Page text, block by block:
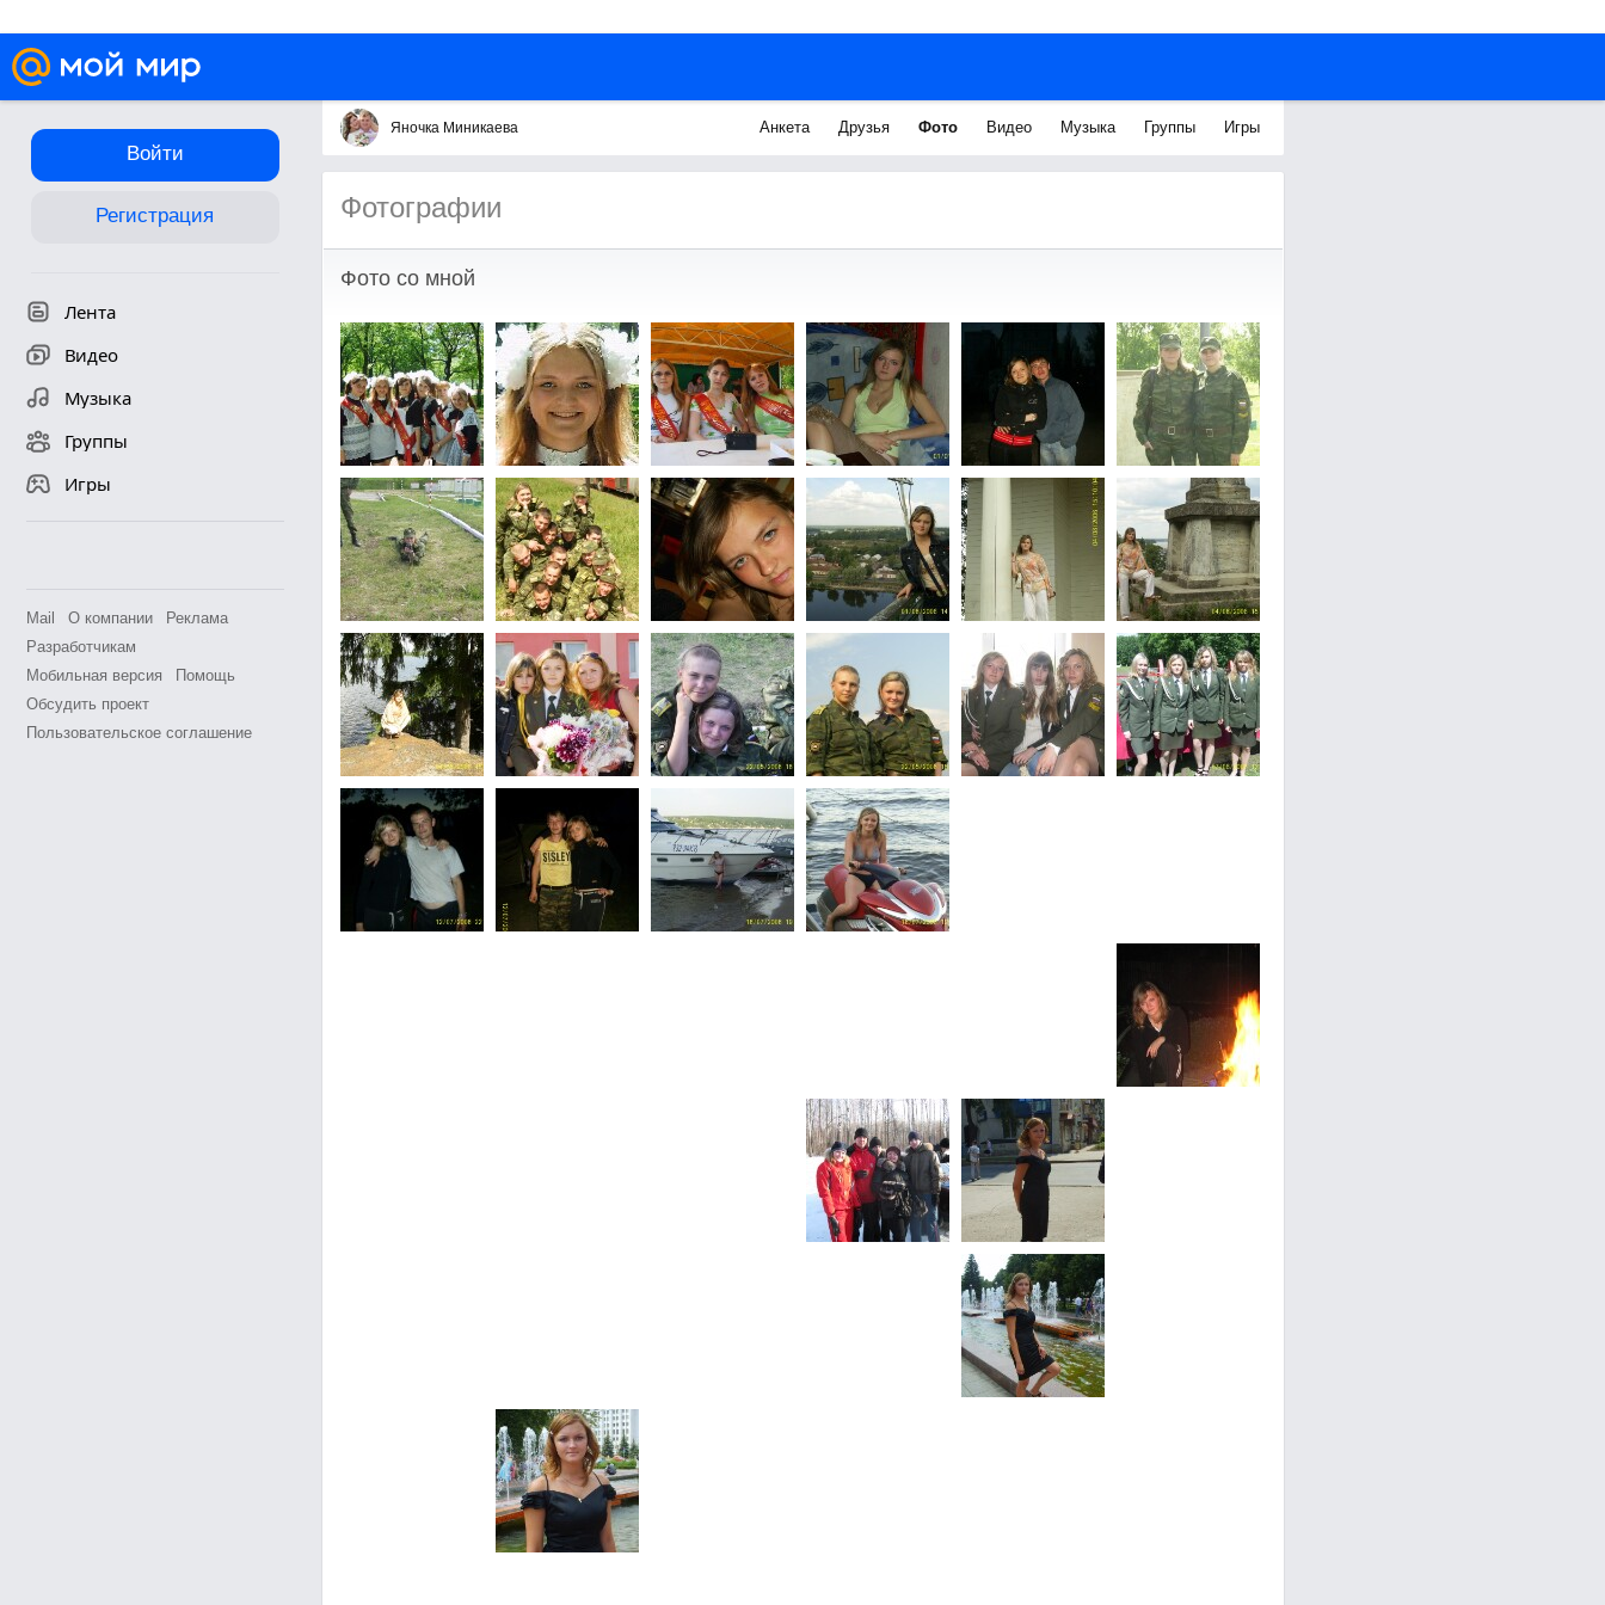
Войти
Регистрация
Лента
Видео
Музыка
Группы
Игры
Mail О компании
Реклама
Разработчикам
Мобильная версия
Помощь
Обсудить проект
Пользовательское соглашение
Яночка Миникаева Анкета Друзья Фото Видео Музыка Группы Игры
Фотографии
Фото со мной